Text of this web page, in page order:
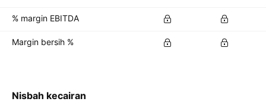
% margin EBITDA
Margin bersih %
Nisbah kecairan